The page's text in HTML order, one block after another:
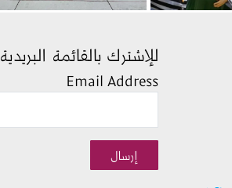
للإشترك بالقائمة البريدية
Email Address
إرسال